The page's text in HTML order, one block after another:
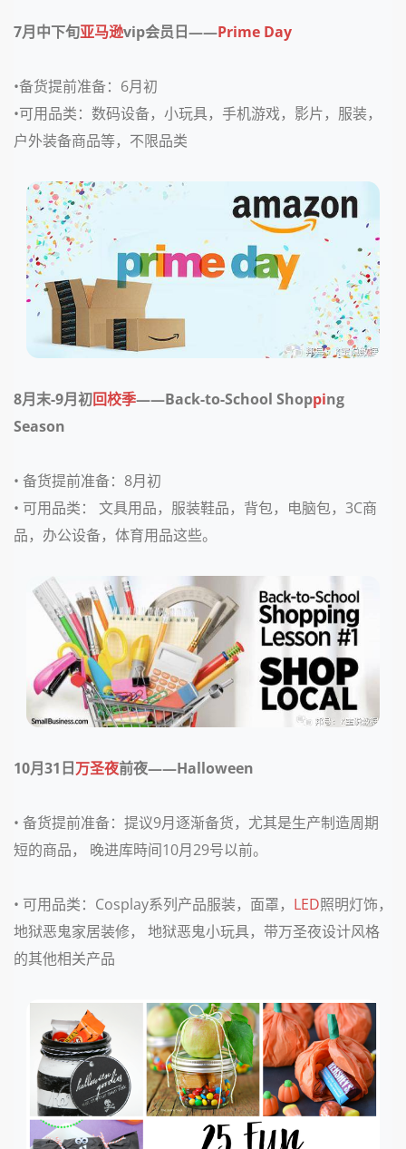
7月中下旬亚马逊vip会员日——Prime Day
•备货提前准备： 6月初
•可用品类： 数码设备，小玩具，手机游戏，影片，服装，
户外装备商品等，不限品类
8月末-9月初回校季——Back-to-School Shopping
Season
• 备货提前准备： 8月初
• 可用品类：
文具用品，服装鞋品，背包，电脑包，3C商
品，办公设备，体育用品这些。
10月31日万圣夜前夜——Halloween
• 备货提前准备： 提议9月逐渐备货，尤其是生产制造周期
短的商品， 晚进库時间10月29号以前。
• 可用品类： Cosplay系列产品服装，面罩， LED照明灯饰，
地狱恶鬼家居装修， 地狱恶鬼小玩具，带万圣夜设计风格
的其他相关产品